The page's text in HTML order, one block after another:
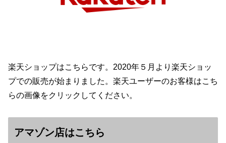
楽天ショップはこちらです。2020年５月より楽天ショッ
プでの販売が始まりました。楽天ユーザーのお客様はこち
らの画像をクリックしてください。
アマゾン店はこちら